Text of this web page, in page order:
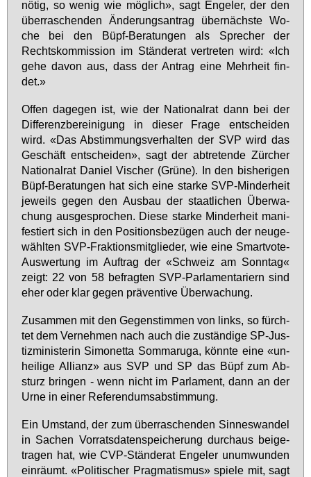
nö­tig, so we­nig wie mög­lich», sagt En­ge­ler, der den
über­ra­schen­den Än­de­rungs­an­trag über­nächs­te Wo­
che bei den Büpf-Be­ra­tun­gen als Spre­cher der
Rechts­kom­mis­si­on im Stän­de­rat ver­tre­ten wird: «Ich
ge­he da­von aus, dass der An­trag ei­ne Mehr­heit fin­
det.»
Of­fen da­ge­gen ist, wie der Na­tio­nal­rat dann bei der
Dif­fe­renz­ber­ei­ni­gung in die­ser Fra­ge ent­schei­den
wird. «Das Ab­stim­mungs­ver­hal­ten der SVP wird das
Ge­schäft ent­schei­den», sagt der ab­tre­ten­de Zür­cher
Na­tio­nal­rat Da­ni­el Vi­scher (Grü­ne). In den bis­he­ri­gen
Büpf-Be­ra­tun­gen hat sich ei­ne star­ke SVP-Min­der­heit
je­weils ge­gen den Aus­bau der staat­li­chen Über­wa­
chung aus­ge­spro­chen. Die­se star­ke Min­der­heit ma­ni­
fes­tiert sich in den Po­si­ti­ons­be­zü­gen auch der neu­ge­
wähl­ten SVP-Frak­ti­ons­mit­glie­der, wie ei­ne Smart­vo­te-
Aus­wer­tung im Auf­trag der «Schweiz am Sonn­tag«
zeigt: 22 von 58 be­frag­ten SVP-Par­la­men­ta­ri­ern sind
eher oder klar ge­gen prä­ven­ti­ve Über­wa­chung.
Zu­sam­men mit den Ge­gen­stim­men von links, so fürch­
tet dem Ver­neh­men nach auch die zu­stän­di­ge SP-Jus­
tiz­mi­nis­te­rin Si­mo­net­ta Som­maru­ga, könn­te ei­ne «un­
hei­li­ge Al­li­anz» aus SVP und SP das Büpf zum Ab­
sturz brin­gen - wenn nicht im Par­la­ment, dann an der
Ur­ne in ei­ner Re­fe­ren­dums­ab­stim­mung.
Ein Um­stand, der zum über­ra­schen­den Sin­nes­wan­del
in Sa­chen Vor­rats­da­ten­spei­che­rung durch­aus bei­ge­
tra­gen hat, wie CVP-Stän­de­rat En­ge­ler un­um­wun­den
ein­räumt. «Po­li­ti­scher Prag­ma­tis­mus» spie­le mit, sagt